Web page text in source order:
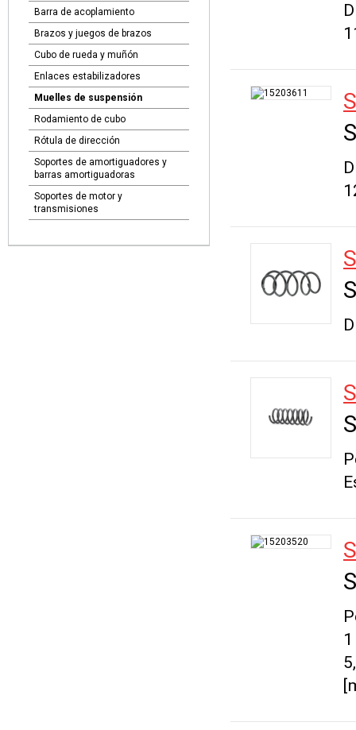
Barra de acoplamiento
Brazos y juegos de brazos
Cubo de rueda y muñón
Enlaces estabilizadores
Muelles de suspensión
Rodamiento de cubo
Rótula de dirección
Soportes de amortiguadores y
barras amortiguadoras
Soportes de motor y
transmisiones